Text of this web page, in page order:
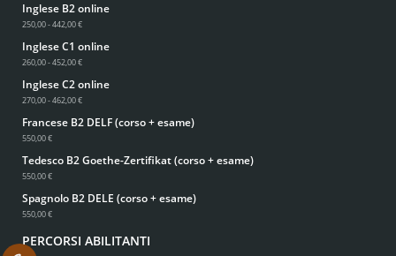
Inglese B2 online
250,00 - 442,00 €
Inglese C1 online
260,00 - 452,00 €
Inglese C2 online
270,00 - 462,00 €
Francese B2 DELF (corso + esame)
550,00 €
Tedesco B2 Goethe-Zertifikat (corso + esame)
550,00 €
Spagnolo B2 DELE (corso + esame)
550,00 €
PERCORSI ABILITANTI